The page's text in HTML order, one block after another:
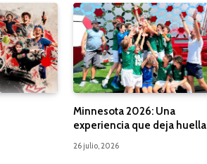
Minnesota 2026: Una
experiencia que deja huella
26 julio, 2026